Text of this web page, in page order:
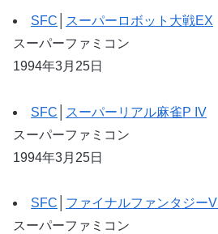
SFC
スーパーロボット大戦EX
スーパーファミコン
1994年3月25日
SFC
スーパーリアル麻雀P IV
スーパーファミコン
1994年3月25日
SFC
ファイナルファンタジーVI
スーパーファミコン